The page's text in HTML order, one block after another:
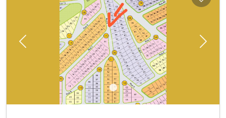
Previous Next